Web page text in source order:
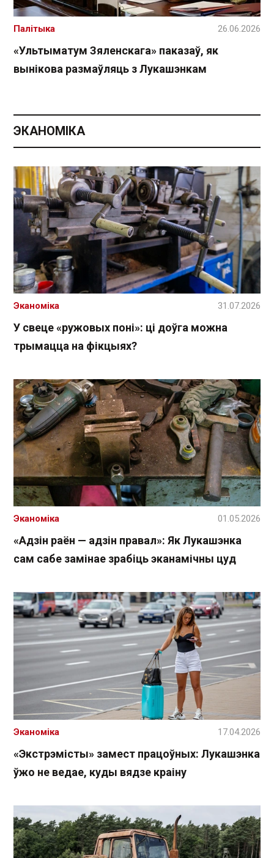
«Ультыматум Зяленскага» паказаў, як
вынікова размаўляць з Лукашэнкам
Палітыка 26.06.2026
ЭКАНОМІКА
У свеце «ружовых поні»: ці доўга можна
трымацца на фікцыях?
Эканоміка 31.07.2026
«Адзін раён — адзін правал»: Як Лукашэнка
сам сабе замінае зрабіць эканамічны цуд
Эканоміка 01.05.2026
«Экстрэмісты» замест працоўных: Лукашэнка
ўжо не ведае, куды вядзе краіну
Эканоміка 17.04.2026